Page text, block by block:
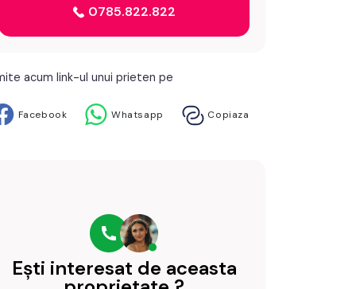
0785.822.822
acum link-ul unui prieten pe
Facebook Whatsapp Copiaza
Ești interesat de aceasta